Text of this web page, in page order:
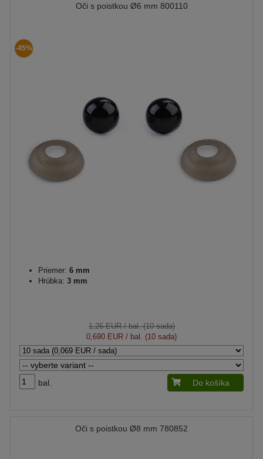
Oči s poistkou Ø6 mm 800110
-45%
Priemer: 6 mm
Hrúbka: 3 mm
1,26 EUR/ bal. (10 sada)
0,690 EUR / bal. (10 sada)
bal. Do košíka
Oči s poistkou Ø8 mm 780852